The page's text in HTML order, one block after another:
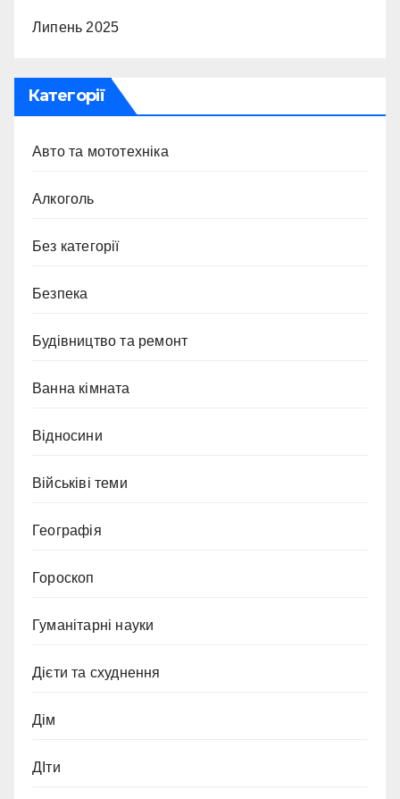
Липень 2025
Категорії
Авто та мототехніка
Алкоголь
Без категорії
Безпека
Будівництво та ремонт
Ванна кімната
Відносини
Військіві теми
Географія
Гороскоп
Гуманітарні науки
Дієти та схуднення
Дім
ДІти